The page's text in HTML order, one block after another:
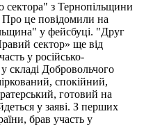
сектора" з Тернопільщини
це повідомили на
у фейсбуці. "Друг
сектор» ще від
у російсько-
складі Добровольчого
спокійний,
готовий на
у заяві. З перших
брав участь у